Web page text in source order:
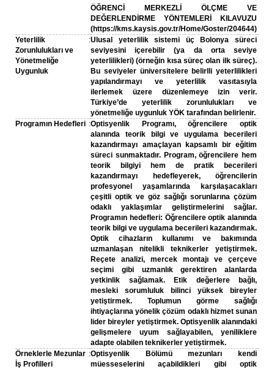
ÖĞRENCİ MERKEZLİ ÖLÇME VE
DEĞERLENDİRME YÖNTEMLERİ KILAVUZU
(https://kms.kaysis.gov.tr/Home/Goster/204644)
Yeterlilik
Zorunlulukları ve
Yönetmeliğe
Uygunluk
:Ulusal yeterlilik sistemi üç Bolonya süreci
seviyesini içerebilir (ya da orta seviye
yeterlilikleri) (örneğin kısa süreç olan ilk süreç).
Bu seviyeler üniversitelere belirlli yeterlilikleri
yapılandırmayı ve yeterlilik vasıtasıyla
ilerlemek üzere düzenlemeye izin verir.
Türkiye’de yeterlilik zorunlulukları ve
yönetmeliğe uygunluk YÖK tarafından belirlenir.
Programın Hedefleri :Optisyenlik Programı, öğrencilere optik
alanında teorik bilgi ve uygulama becerileri
kazandırmayı amaçlayan kapsamlı bir eğitim
süreci sunmaktadır. Program, öğrencilere hem
teorik bilgiyi hem de pratik becerileri
kazandırmayı hedefleyerek, öğrencilerin
profesyonel yaşamlarında karşılaşacakları
çeşitli optik ve göz sağlığı sorunlarına çözüm
odaklı yaklaşımlar geliştirmelerini sağlar.
Programın hedefleri: Öğrencilere optik alanında
teorik bilgi ve uygulama becerileri kazandırmak.
Optik cihazların kullanımı ve bakımında
uzmanlaşan nitelikli teknikerler yetiştirmek.
Reçete analizi, mercek montajı ve çerçeve
seçimi gibi uzmanlık gerektiren alanlarda
yetkinlik sağlamak. Etik değerlere bağlı,
mesleki sorumluluk bilinci yüksek bireyler
yetiştirmek. Toplumun görme sağlığı
ihtiyaçlarına yönelik çözüm odaklı hizmet sunan
lider bireyler yetiştirmek. Optisyenlik alanındaki
gelişmelere uyum sağlayabilen, yeniliklere
adapte olabilen teknikerler yetiştirmek.
Örneklerle Mezunlar
İş Profilleri
:Optisyenlik Bölümü mezunları kendi
müesseselerini açabildikleri gibi optik